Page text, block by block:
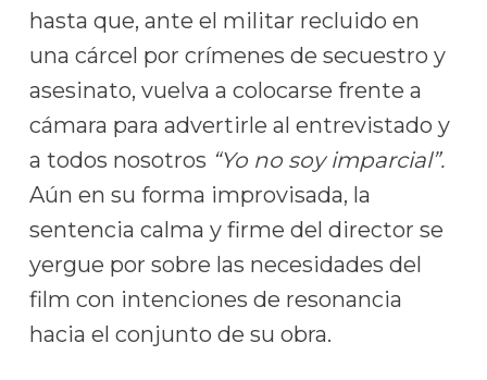
hasta que, ante el militar recluido en
una cárcel por crímenes de secuestro y
asesinato, vuelva a colocarse frente a
cámara para advertirle al entrevistado y
a todos nosotros “Yo no soy imparcial”.
Aún en su forma improvisada, la
sentencia calma y firme del director se
yergue por sobre las necesidades del
film con intenciones de resonancia
hacia el conjunto de su obra.